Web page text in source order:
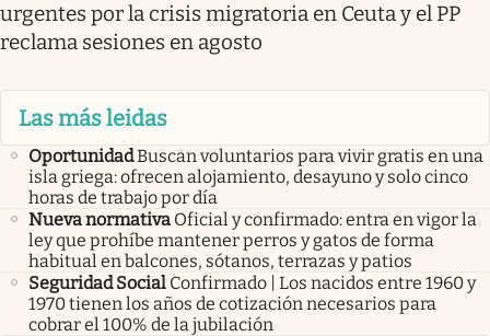
urgentes por la crisis migratoria en Ceuta y el PP
reclama sesiones en agosto
Las más leidas
OportunidadBuscan voluntarios para vivir gratis en una
isla griega: ofrecen alojamiento, desayuno y solo cinco
horas de trabajo por día
Nueva normativa Oficial y confirmado: entra en vigor la
ley que prohíbe mantener perros y gatos de forma
habitual en balcones, sótanos, terrazas y patios
Seguridad Social Confirmado | Los nacidos entre 1960 y
1970 tienen los años de cotización necesarios para
cobrar el 100% de la jubilación